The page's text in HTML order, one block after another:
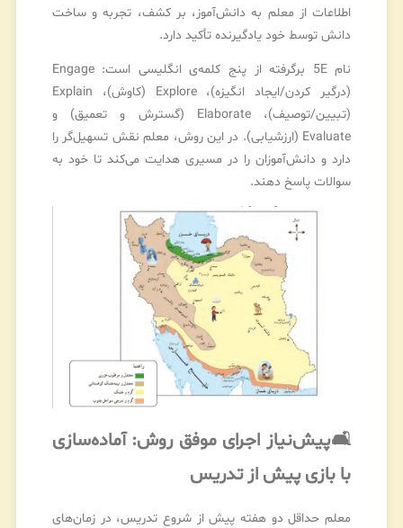
اطلاعات از معلم به دانش‌آموز، بر کشف، تجربه و ساخت
دانش توسط خود یادگیرنده تأکید دارد.
نام 5E برگرفته از پنج کلمه‌ی انگلیسی است: Engage
(درگیر کردن/ایجاد انگیزه)، Explore (کاوش)، Explain
(تبیین/توصیف)، Elaborate (گسترش و تعمیق) و
Evaluate (ارزشیابی). در این روش، معلم نقش تسهیل‌گر را
دارد و دانش‌آموزان را در مسیری هدایت می‌کند تا خود به
سوالات پاسخ دهند.
🛋️پیش‌نیاز اجرای موفق روش: آماده‌سازی
با بازی پیش از تدریس
معلم حداقل دو هفته پیش از شروع تدریس، در زمان‌های